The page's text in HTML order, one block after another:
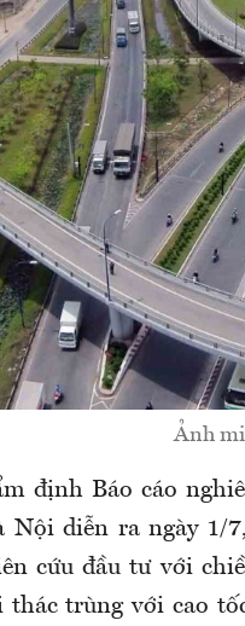
Ảnh
định Báo cáo
Nội diễn ra ngày 1/
cứu đầu tư với
thác trùng với cao